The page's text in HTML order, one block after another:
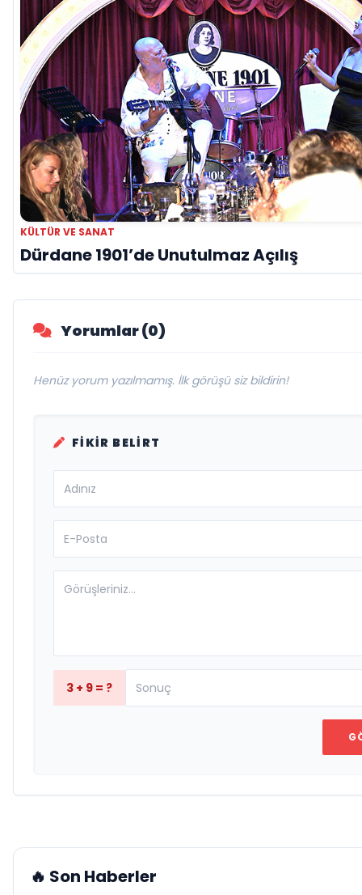
KÜLTÜR VE SANAT
Dürdane 1901’de Unutulmaz Açılış
Yorumlar (0)
Henüz yorum yazılmamış. İlk görüşü siz bildirin!
FIKIR BELIRT
3 + 9 = ?
🔥 Son Haberler